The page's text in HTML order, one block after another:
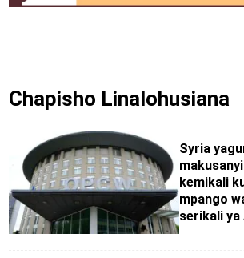
Chapisho Linalohusiana
Syria
kemikali
mpango
serikali ya